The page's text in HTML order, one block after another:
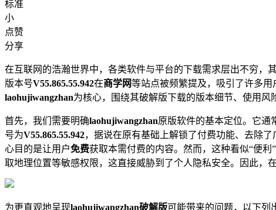
标准
小
点赞
分享
在互联网的浩瀚世界中，各类软件与平台的下载需求层出不穷，
版本号V55.865.55.942在商学网等站点被频繁提及，吸引了许多
laohujiwangzhan为核心，围绕其破解版下载的版本细节、使用风
首先，我们需要明确laohujiwangzhan原版软件的基本定位。它通
号为V55.865.55.942，据说在原有基础上解锁了付费功能、去除
心目的是让用户免费获取本需付费的内容。然而，这种看似“便
取地理位置等敏感权限，这直接威胁到了个人隐私安全。因此，
为更直观地呈现laohujiwangzhan破解版可能带来的问题，以下列